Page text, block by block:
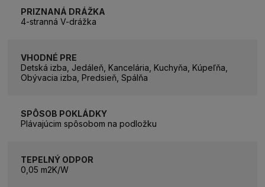
PRIZNANÁ DRÁŽKA
4-stranná V-drážka
VHODNÉ PRE
Detská izba, Jedáleň, Kancelária, Kuchyňa, Kúpeľňa,
Obývacia izba, Predsieň, Spálňa
SPÔSOB POKLÁDKY
Plávajúcim spôsobom na podložku
TEPELNÝ ODPOR
0,05 m2K/W